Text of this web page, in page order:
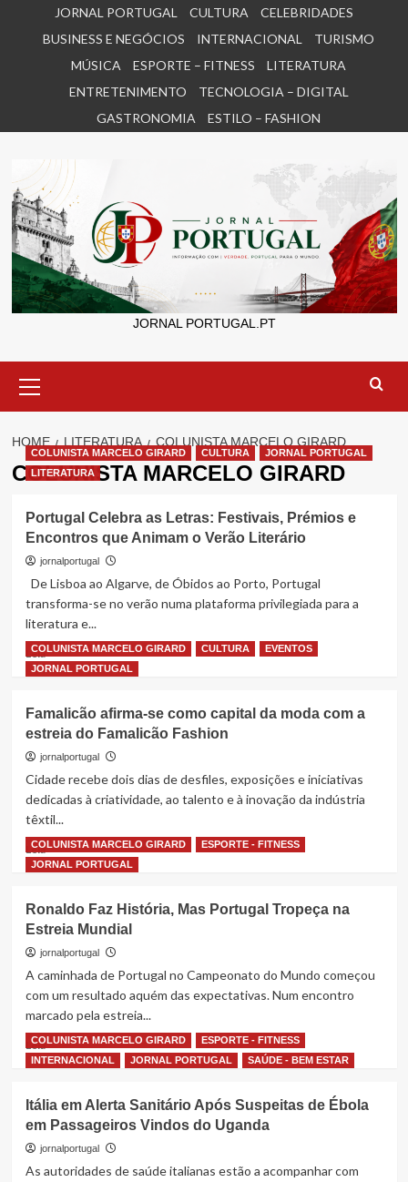
JORNAL PORTUGAL CULTURA
CELEBRIDADES
BUSINESS E NEGÓCIOS
INTERNACIONAL
TURISMO
MÚSICA
ESPORTE – FITNESS
LITERATURA
ENTRETENIMENTO
TECNOLOGIA – DIGITAL
GASTRONOMIA
ESTILO – FASHION
JORNAL PORTUGAL.PT
Menu
HOME LITERATURA COLUNISTA MARCELO GIRARD
COLUNISTA MARCELO GIRARD
COLUNISTA MARCELO GIRARD CULTURA
JORNAL PORTUGAL
LITERATURA
Portugal Celebra as Letras: Festivais, Prémios e
Encontros que Animam o Verão Literário
jornalportugal
De Lisboa ao Algarve, de Óbidos ao Porto, Portugal
transforma-se no verão numa plataforma privilegiada para a
literatura e...
LeiaRead
more
Celebra
as
Letras:
Festivais,
e
Encontros
que
Animam
o
Literário
COLUNISTA MARCELO GIRARD CULTURA
EVENTOS
JORNAL PORTUGAL
Famalicão afirma-se como capital da moda com a
estreia do Famalicão Fashion
jornalportugal
Cidade recebe dois dias de desfiles, exposições e iniciativas
dedicadas à criatividade, ao talento e à inovação da indústria
têxtil...
LeiaRead
more
afirma-
se
como
capital
moda
com
a
estreia
do
Fashion
COLUNISTA MARCELO GIRARD
ESPORTE - FITNESS
JORNAL PORTUGAL
Ronaldo Faz História, Mas Portugal Tropeça na
Estreia Mundial
jornalportugal
A caminhada de Portugal no Campeonato do Mundo começou
com um resultado aquém das expectativas. Num encontro
marcado pela estreia...
LeiaRead
more
Faz
História,
Mas
Portugal
COLUNISTA MARCELO GIRARD
ESPORTE - FITNESS
INTERNACIONAL
JORNAL PORTUGAL SAÚDE - BEM ESTAR
Itália em Alerta Sanitário Após Suspeitas de Ébola
em Passageiros Vindos do Uganda
jornalportugal
As autoridades de saúde italianas estão a acompanhar com